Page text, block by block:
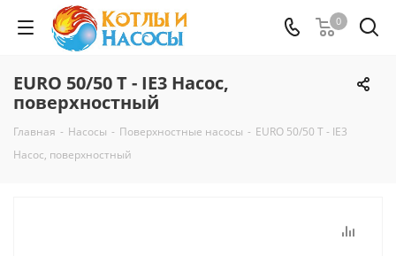
0
EURO 50/50 T - IE3 Насос,
поверхностный
Главная - Насосы - Поверхностные насосы - EURO 50/50 T - IE3
Насос, поверхностный